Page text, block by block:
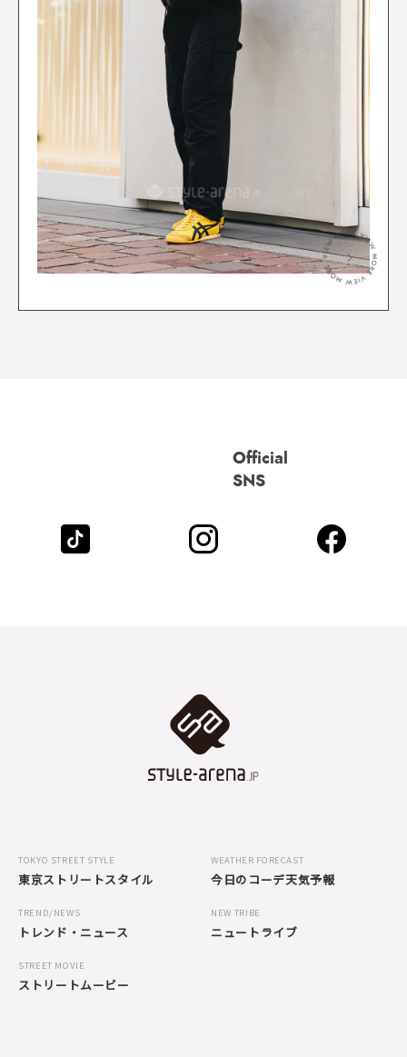
＞
Official
SNS
TOKYO STREET STYLE
東京ストリートスタイル
WEATHER FORECAST
今日のコーデ天気予報
TREND/NEWS
トレンド・ニュース
NEW TRIBE
ニュートライブ
STREET MOVIE
ストリートムービー